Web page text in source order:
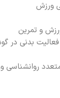
ورزش
و تمرین
بدنی در
روان‏شناسی